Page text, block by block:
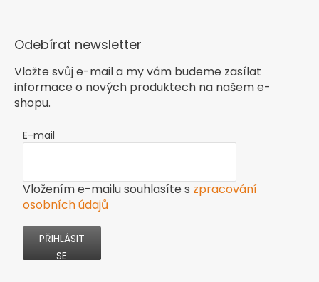
Odebírat newsletter
Vložte svůj e-mail a my vám budeme zasílat
informace o nových produktech na našem e-
shopu.
E-mail
Vložením e-mailu souhlasíte s zpracování
osobních údajů
PŘIHLÁSIT
SE